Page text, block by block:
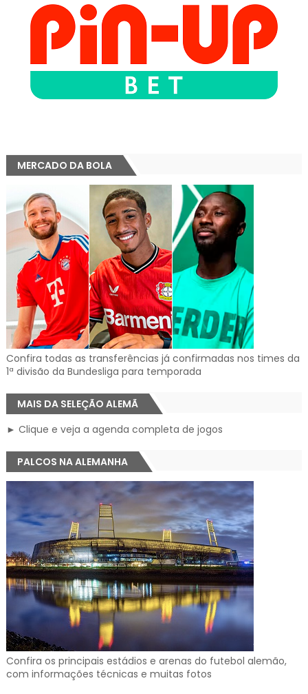
MERCADO DA BOLA
Confira todas as transferências já confirmadas nos times da
1ª divisão da Bundesliga para temporada
MAIS DA SELEÇÃO ALEMÃ
► Clique e veja a agenda completa de jogos
PALCOS NA ALEMANHA
Confira os principais estádios e arenas do futebol alemão,
com informações técnicas e muitas fotos